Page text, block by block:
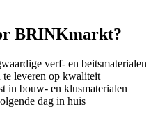
BRINKmarkt?
verf- en beitsmaterialen
te leveren op kwaliteit
in bouw- en klusmaterialen
dag in huis